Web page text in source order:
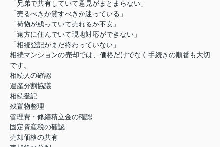
「兄弟で共有していて意見がまとまらない」
「売るべきか貸すべきか迷っている」
「荷物が残っていて売れるか不安」
「遠方に住んでいて現地対応ができない」
「相続登記がまだ終わっていない」
相続マンションの売却では、価格だけでなく手続きの順番も大切
です。
相続人の確認
遺産分割協議
相続登記
残置物整理
管理費・修繕積立金の確認
固定資産税の確認
売却価格の共有